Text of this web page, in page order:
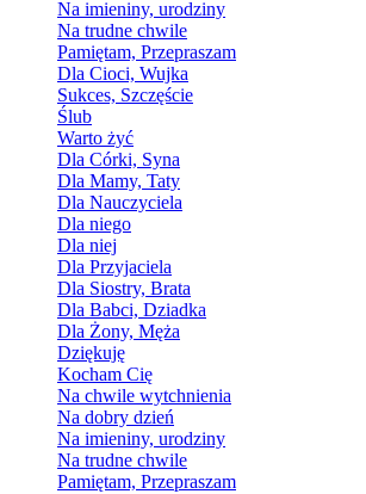
Na imieniny, urodziny
Na trudne chwile
Pamiętam, Przepraszam
Dla Cioci, Wujka
Sukces, Szczęście
Ślub
Warto żyć
Dla Córki, Syna
Dla Mamy, Taty
Dla Nauczyciela
Dla niego
Dla niej
Dla Przyjaciela
Dla Siostry, Brata
Dla Babci, Dziadka
Dla Żony, Męża
Dziękuję
Kocham Cię
Na chwile wytchnienia
Na dobry dzień
Na imieniny, urodziny
Na trudne chwile
Pamiętam, Przepraszam